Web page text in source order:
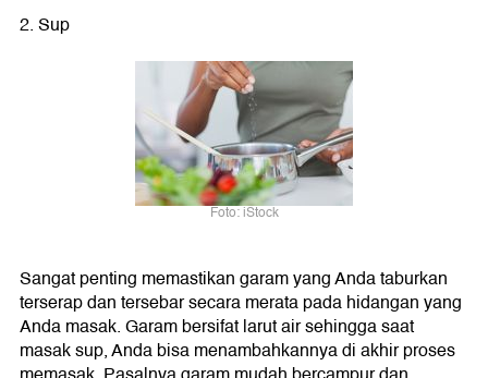
2. Sup
Foto: iStock
Sangat penting memastikan garam yang Anda taburkan
terserap dan tersebar secara merata pada hidangan yang
Anda masak. Garam bersifat larut air sehingga saat
masak sup, Anda bisa menambahkannya di akhir proses